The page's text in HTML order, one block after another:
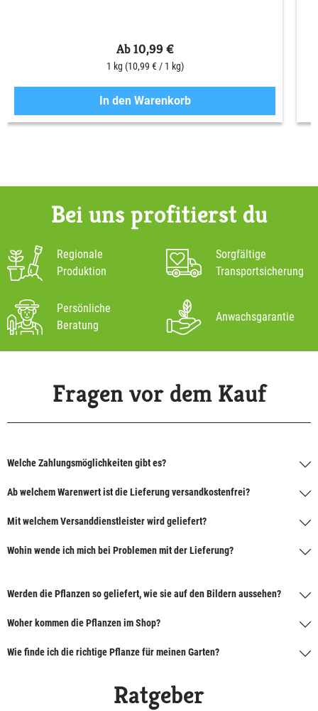
Ab 10,99 €
1 kg (10,99 € / 1 kg)
In den Warenkorb
Bei uns profitierst du
Regionale
Produktion
Sorgfältige
Transportsicherung
Persönliche
Beratung
Anwachsgarantie
Fragen vor dem Kauf
Welche Zahlungsmöglichkeiten gibt es?
Ab welchem Warenwert ist die Lieferung versandkostenfrei?
Mit welchem Versanddienstleister wird geliefert?
Wohin wende ich mich bei Problemen mit der Lieferung?
Werden die Pflanzen so geliefert, wie sie auf den Bildern aussehen?
Woher kommen die Pflanzen im Shop?
Wie finde ich die richtige Pflanze für meinen Garten?
Ratgeber